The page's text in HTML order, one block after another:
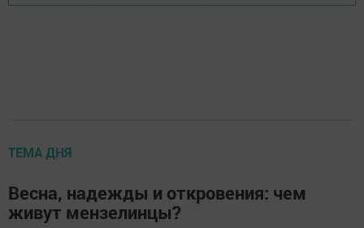
ТЕМА ДНЯ
Весна, надежды и откровения: чем
живут мензелинцы?